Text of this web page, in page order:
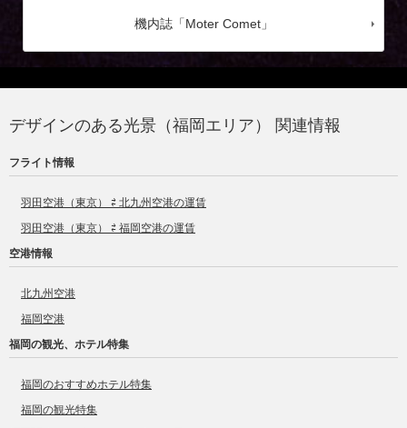
機内誌「Moter Comet」
デザインのある光景（福岡エリア） 関連情報
フライト情報
羽田空港（東京） ⇄ 北九州空港の運賃
羽田空港（東京） ⇄ 福岡空港の運賃
空港情報
北九州空港
福岡空港
福岡の観光、ホテル特集
福岡のおすすめホテル特集
福岡の観光特集